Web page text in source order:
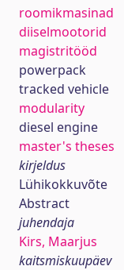
roomikmasinad
diiselmootorid
magistritööd
powerpack
tracked vehicle
modularity
diesel engine
master's theses
kirjeldus
Lühikokkuvõte
Abstract
juhendaja
Kirs, Maarjus
kaitsmiskuupäev